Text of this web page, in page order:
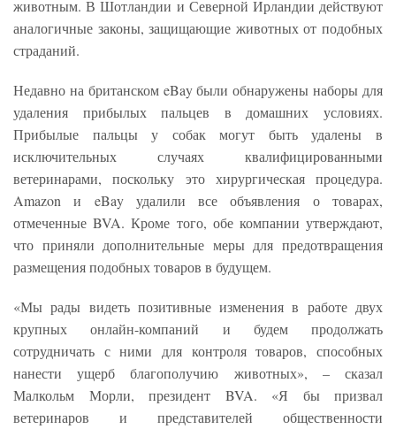
животным. В Шотландии и Северной Ирландии действуют
аналогичные законы, защищающие животных от подобных
страданий.
Недавно на британском eBay были обнаружены наборы для
удаления прибылых пальцев в домашних условиях.
Прибылые пальцы у собак могут быть удалены в
исключительных случаях квалифицированными
ветеринарами, поскольку это хирургическая процедура.
Amazon и eBay удалили все объявления о товарах,
отмеченные BVA. Кроме того, обе компании утверждают,
что приняли дополнительные меры для предотвращения
размещения подобных товаров в будущем.
«Мы рады видеть позитивные изменения в работе двух
крупных онлайн-компаний и будем продолжать
сотрудничать с ними для контроля товаров, способных
нанести ущерб благополучию животных», – сказал
Малкольм Морли, президент BVA. «Я бы призвал
ветеринаров и представителей общественности